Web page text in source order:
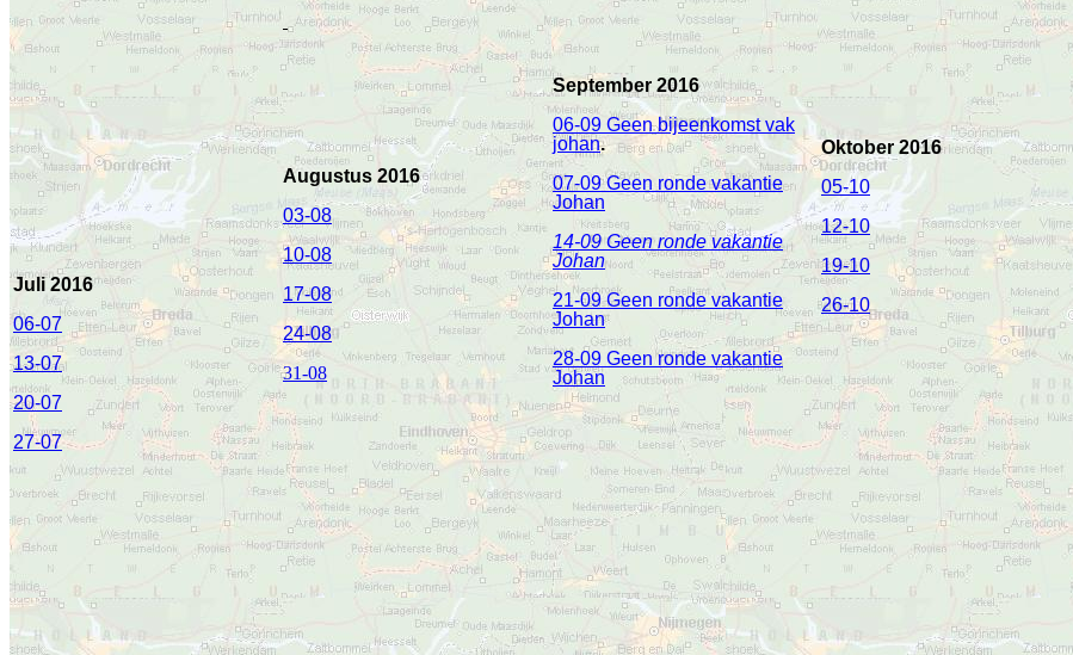
Juli 2016
06-07
13-07
20-07
27-07
Augustus 2016
03-08
10-08
17-08
24-08
31-08
September 2016
06-09 Geen bijeenkomst vak
johan.
07-09 Geen ronde vakantie
Johan
14-09 Geen ronde vakantie
Johan
21-09 Geen ronde vakantie
Johan
28-09 Geen ronde vakantie
Johan
Oktober 2016
05-10
12-10
19-10
26-10